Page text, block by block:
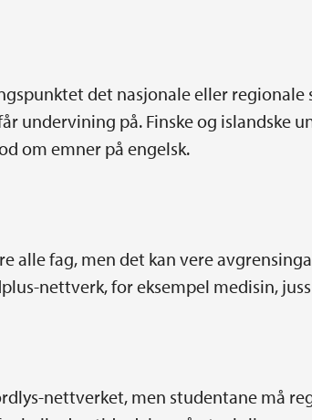
det nasjonale eller regionale
undervining på. Finske og islandske
om emner på engelsk.
alle fag, men det kan vere
nettverk, for eksempel medisin,
nettverket, men studentane må